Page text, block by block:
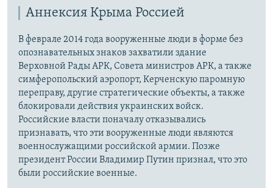
Аннексия Крыма Россией
В феврале 2014 года вооруженные люди в форме без
опознавательных знаков захватили здание
Верховной Рады АРК, Совета министров АРК, а также
симферопольский аэропорт, Керченскую паромную
переправу, другие стратегические объекты, а также
блокировали действия украинских войск.
Российские власти поначалу отказывались
признавать, что эти вооруженные люди являются
военнослужащими российской армии. Позже
президент России Владимир Путин признал, что это
были российские военные.